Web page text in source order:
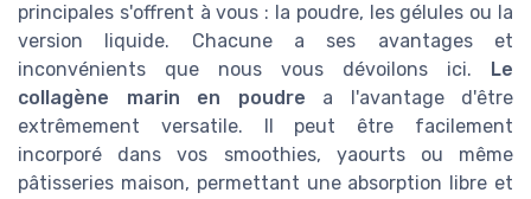
principales s'offrent à vous : la poudre, les gélules ou la
version liquide. Chacune a ses avantages et
inconvénients que nous vous dévoilons ici. Le
collagène marin en poudre a l'avantage d'être
extrêmement versatile. Il peut être facilement
incorporé dans vos smoothies, yaourts ou même
pâtisseries maison, permettant une absorption libre et